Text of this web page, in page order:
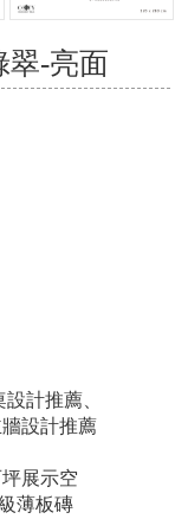
翠-亮面
計推薦、
設計推薦
展示空
薄板磚